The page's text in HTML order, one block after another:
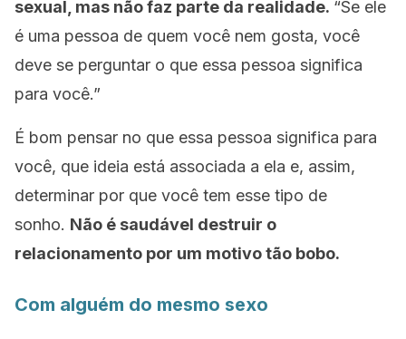
sexual, mas não faz parte da realidade. “Se ele
é uma pessoa de quem você nem gosta, você
deve se perguntar o que essa pessoa significa
para você.”
É bom pensar no que essa pessoa significa para
você, que ideia está associada a ela e, assim,
determinar por que você tem esse tipo de
sonho. Não é saudável destruir o
relacionamento por um motivo tão bobo.
Com alguém do mesmo sexo